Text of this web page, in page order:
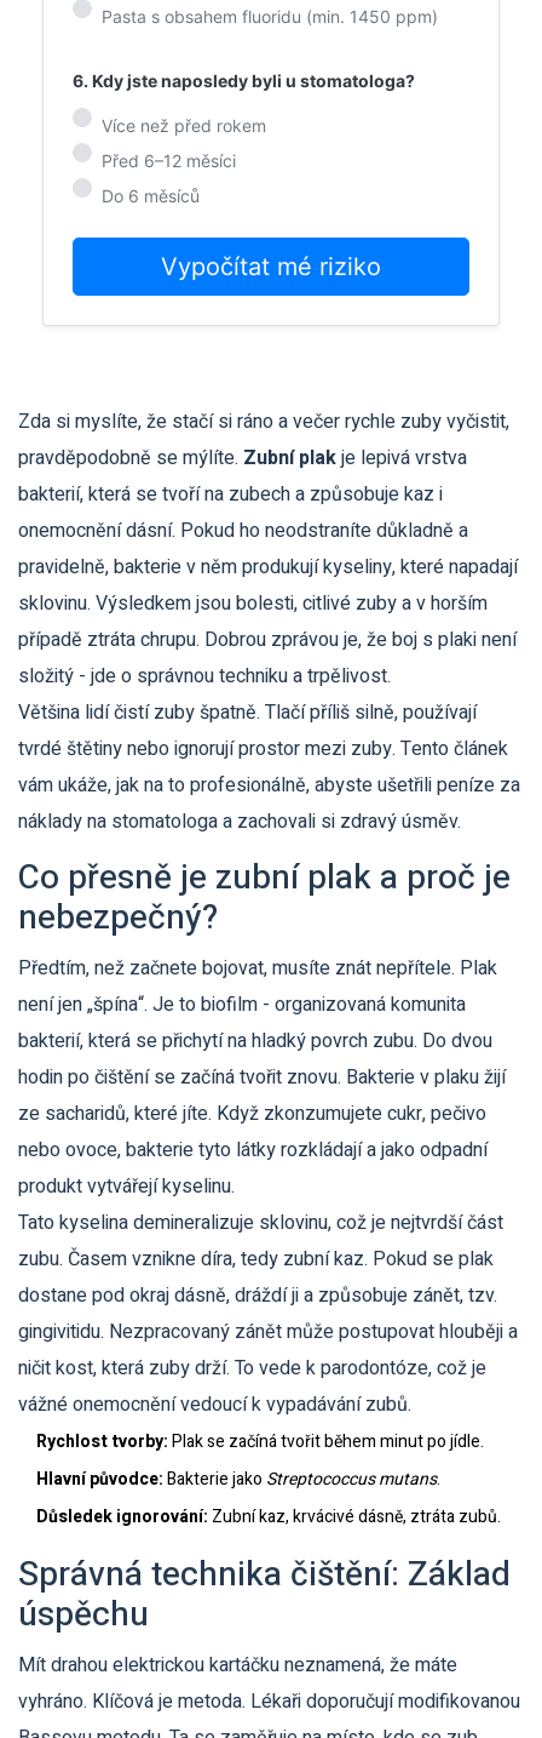
Pasta s obsahem fluoridu (min. 1450 ppm)
6. Kdy jste naposledy byli u stomatologa?
Více než před rokem
Před 6–12 měsíci
Do 6 měsíců
Vypočítat mé riziko
Zda si myslíte, že stačí si ráno a večer rychle zuby vyčistit,
pravděpodobně se mýlíte. Zubní plakje lepivá vrstva
bakterií, která se tvoří na zubech a způsobuje kaz i
onemocnění dásní. Pokud ho neodstraníte důkladně a
pravidelně, bakterie v něm produkují kyseliny, které napadají
sklovinu. Výsledkem jsou bolesti, citlivé zuby a v horším
případě ztráta chrupu. Dobrou zprávou je, že boj s plaki není
složitý - jde o správnou techniku a trpělivost.
Většina lidí čistí zuby špatně. Tlačí příliš silně, používají
tvrdé štětiny nebo ignorují prostor mezi zuby. Tento článek
vám ukáže, jak na to profesionálně, abyste ušetřili peníze za
náklady na stomatologa a zachovali si zdravý úsměv.
Co přesně je zubní plak a proč je
nebezpečný?
Předtím, než začnete bojovat, musíte znát nepřítele. Plak
není jen „špína“. Je to biofilm - organizovaná komunita
bakterií, která se přichytí na hladký povrch zubu. Do dvou
hodin po čištění se začíná tvořit znovu. Bakterie v plaku žijí
ze sacharidů, které jíte. Když zkonzumujete cukr, pečivo
nebo ovoce, bakterie tyto látky rozkládají a jako odpadní
produkt vytvářejí kyselinu.
Tato kyselina demineralizuje sklovinu, což je nejtvrdší část
zubu. Časem vznikne díra, tedy zubní kaz. Pokud se plak
dostane pod okraj dásně, dráždí ji a způsobuje zánět, tzv.
gingivitidu. Nezpracovaný zánět může postupovat hlouběji a
ničit kost, která zuby drží. To vede k parodontóze, což je
vážné onemocnění vedoucí k vypadávání zubů.
Rychlost tvorby:Plak se začíná tvořit během minut po jídle.
Hlavní původce:Bakterie jako Streptococcus mutans.
Důsledek ignorování: Zubní kaz, krvácivé dásně, ztráta zubů.
Správná technika čištění: Základ
úspěchu
Mít drahou elektrickou kartáčku neznamená, že máte
vyhráno. Klíčová je metoda. Lékaři doporučují modifikovanou